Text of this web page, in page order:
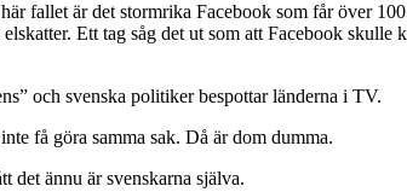
fallet är det stormrika Facebook som får över
Ett tag såg det ut som att Facebook skulle
och svenska politiker bespottar länderna i TV.
få göra samma sak. Då är dom dumma.
det ännu är svenskarna själva.